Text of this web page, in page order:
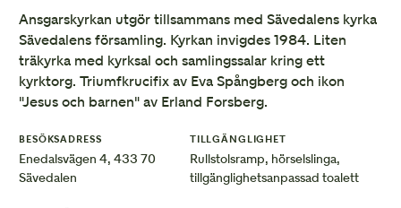
Ansgarskyrkan utgör tillsammans med Sävedalens kyrka
Sävedalens församling. Kyrkan invigdes 1984. Liten
träkyrka med kyrksal och samlingssalar kring ett
kyrktorg. Triumfkrucifix av Eva Spångberg och ikon
"Jesus och barnen" av Erland Forsberg.
BESÖKSADRESS
Enedalsvägen 4, 433 70
Sävedalen
TILLGÄNGLIGHET
Rullstolsramp, hörselslinga,
tillgänglighetsanpassad toalett